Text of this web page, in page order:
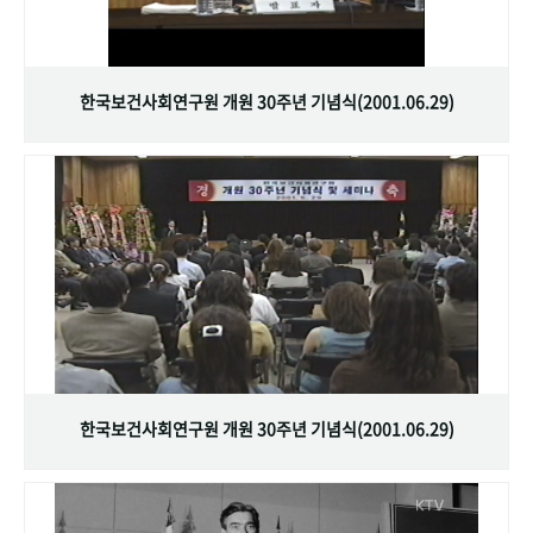
한국보건사회연구원 개원 30주년 기념식(2001.06.29)
한국보건사회연구원 개원 30주년 기념식(2001.06.29)